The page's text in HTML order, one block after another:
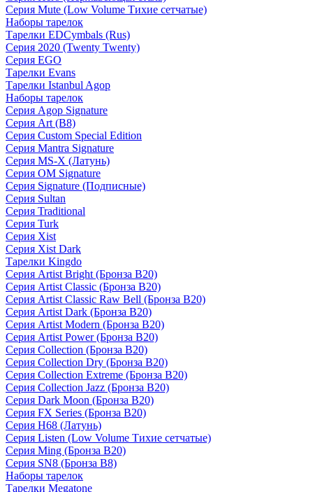
Серия Mute (Low Volume Тихие сетчатые)
Наборы тарелок
Тарелки EDCymbals (Rus)
Серия 2020 (Twenty Twenty)
Серия EGO
Тарелки Evans
Тарелки Istanbul Agop
Наборы тарелок
Серия Agop Signature
Серия Art (B8)
Серия Custom Special Edition
Серия Mantra Signature
Серия MS-X (Латунь)
Серия OM Signature
Серия Signature (Подписные)
Серия Sultan
Серия Traditional
Серия Turk
Серия Xist
Серия Xist Dark
Тарелки Kingdo
Серия Artist Bright (Бронза B20)
Серия Artist Classic (Бронза B20)
Серия Artist Classic Raw Bell (Бронза B20)
Серия Artist Dark (Бронза B20)
Серия Artist Modern (Бронза B20)
Серия Artist Power (Бронза B20)
Серия Collection (Бронза B20)
Серия Collection Dry (Бронза B20)
Серия Collection Extreme (Бронза B20)
Серия Collection Jazz (Бронза B20)
Серия Dark Moon (Бронза B20)
Серия FX Series (Бронза B20)
Серия H68 (Латунь)
Серия Listen (Low Volume Тихие сетчатые)
Серия Ming (Бронза B20)
Серия SN8 (Бронза B8)
Наборы тарелок
Тарелки Megatone